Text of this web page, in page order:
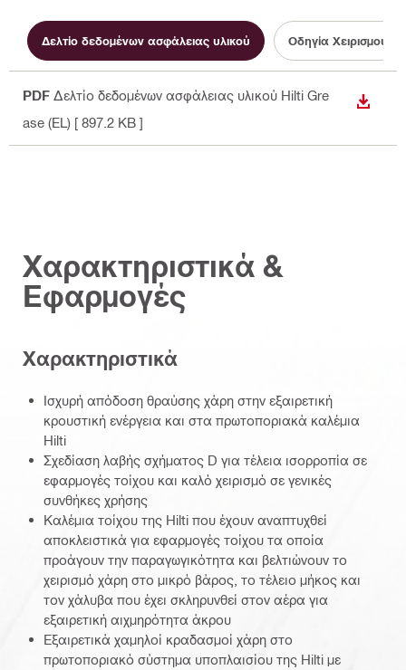
Δελτίο δεδομένων ασφάλειας υλικού Οδηγία Χειρισμού
PDF Δελτίο δεδομένων ασφάλειας υλικού Hilti Gre
ase (EL) [ 897.2 KB ]
ΛΉΨΗ
Χαρακτηριστικά &
Εφαρμογές
Χαρακτηριστικά
Ισχυρή απόδοση θραύσης χάρη στην εξαιρετική
κρουστική ενέργεια και στα πρωτοποριακά καλέμια
Hilti
Σχεδίαση λαβής σχήματος D για τέλεια ισορροπία σε
εφαρμογές τοίχου και καλό χειρισμό σε γενικές
συνθήκες χρήσης
Καλέμια τοίχου της Hilti που έχουν αναπτυχθεί
αποκλειστικά για εφαρμογές τοίχου τα οποία
προάγουν την παραγωγικότητα και βελτιώνουν το
χειρισμό χάρη στο μικρό βάρος, το τέλειο μήκος και
τον χάλυβα που έχει σκληρυνθεί στον αέρα για
εξαιρετική αιχμηρότητα άκρου
Εξαιρετικά χαμηλοί κραδασμοί χάρη στο
πρωτοποριακό σύστημα υποπλαισίου της Hilti με